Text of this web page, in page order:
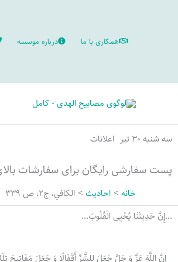
همکاری با ما درباره موسسه
سه شنبه ۳۰ تیر اعلانات
پست سفارشی رایگان برای سفارشات بالای ۳۰۰.۰۰۰
خانه احادیث
الكافي، ج2، ص 339
...إِنَّ حَدِيثَنٰا یُحْیِی الْقُلُوبَ...
إِنَّ اللَّهَ عَزَّ وَ جَلَّ جَعَلَ لِلشَّرِّ أَقْفَالًا وَ جَعَلَ مَفَاتِيحَ